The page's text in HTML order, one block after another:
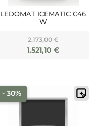
LEDOMAT ICEMATIC C46
W
2.173,00€
1.521,10 €
- 30%